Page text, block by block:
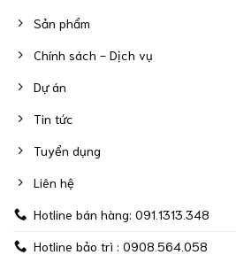
Sản phẩm
Chính sách - Dịch vụ
Dự án
Tin tức
Tuyển dụng
Liên hệ
Hotline bán hàng: 091.1313.348
Hotline bảo trì : 0908.564.058